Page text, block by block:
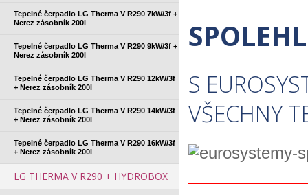
Tepelné čerpadlo LG Therma V R290 7kW/3f +
Nerez zásobník 200l
Tepelné čerpadlo LG Therma V R290 9kW/3f +
Nerez zásobník 200l
Tepelné čerpadlo LG Therma V R290 12kW/3f
+ Nerez zásobník 200l
Tepelné čerpadlo LG Therma V R290 14kW/3f
+ Nerez zásobník 200l
Tepelné čerpadlo LG Therma V R290 16kW/3f
+ Nerez zásobník 200l
LG THERMA V R290 + HYDROBOX
S
VŠECHNY